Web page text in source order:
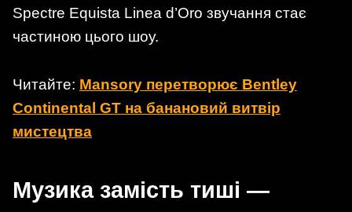
Spectre Equista Linea d’Oro звучання стає
частиною цього шоу.
Читайте: Mansory перетворює Bentley
Continental GT на банановий витвір
мистецтва
Музика замість тиші —